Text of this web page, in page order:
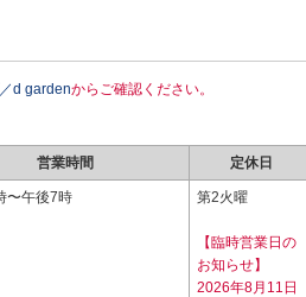
d gardenからご確認ください。
営業時間 定休日
〜午後7時 第2火曜
【臨時営業日の
お知らせ】
2026年8月11日